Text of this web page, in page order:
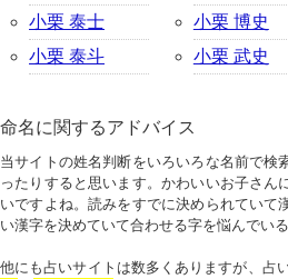
小栗 泰士
小栗 泰斗
小栗 博史
小栗 武史
命名に関するアドバイス
当サイトの姓名判断をいろいろな名前で検
ったりすると思います。かわいいお子さん
いですよね。読みをすでに決められていて
い漢字を決めていて合わせる字を悩んでい
他にも占いサイトは数多くありますが、占